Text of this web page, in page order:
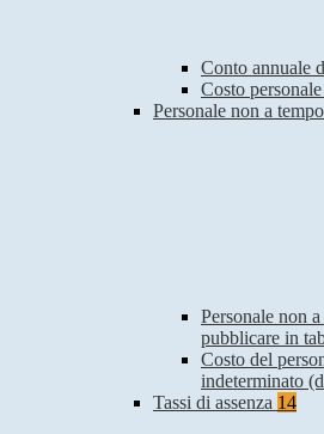
Conto annuale
Costo
Personale non a
Personale non
pubblicare in
Costo del
indeterminato
Tassi di assenza 14